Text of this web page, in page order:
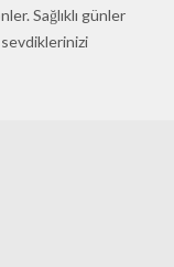
Sağlıklı günler
sevdiklerinizi